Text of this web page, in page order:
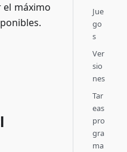
el máximo
Jue
go
s
Ver
sio
nes
Tar
eas
pro
gra
ma